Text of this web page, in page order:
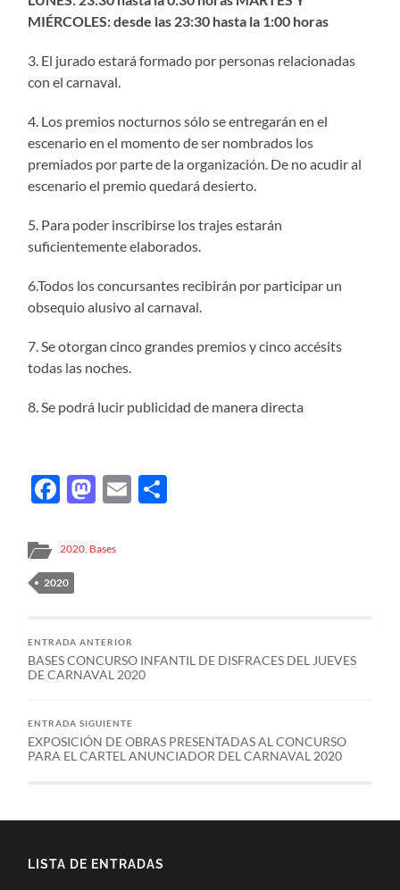
MIÉRCOLES: desde las 23:30 hasta la 1:00 horas
3. El jurado estará formado por personas relacionadas
con el carnaval.
4. Los premios nocturnos sólo se entregarán en el
escenario en el momento de ser nombrados los
premiados por parte de la organización. De no acudir al
escenario el premio quedará desierto.
5. Para poder inscribirse los trajes estarán
suficientemente elaborados.
6.Todos los concursantes recibirán por participar un
obsequio alusivo al carnaval.
7. Se otorgan cinco grandes premios y cinco accésits
todas las noches.
8. Se podrá lucir publicidad de manera directa
Facebook
Mastodon
Email
2020 Bases
2020
ENTRADA ANTERIOR
BASES CONCURSO INFANTIL DE DISFRACES DEL JUEVES
DE CARNAVAL 2020
ENTRADA SIGUIENTE
EXPOSICIÓN DE OBRAS PRESENTADAS AL CONCURSO
PARA EL CARTEL ANUNCIADOR DEL CARNAVAL 2020
LISTA DE ENTRADAS